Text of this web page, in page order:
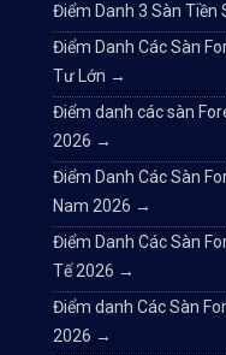
Điểm Danh 3 Sàn Tiền
Điểm Danh Các Sàn
Tư Lớn →
Điểm danh các sàn
2026 →
Điểm Danh Các Sàn
Nam 2026 →
Điểm Danh Các Sàn
Tế 2026 →
Điểm danh Các Sàn
2026 →